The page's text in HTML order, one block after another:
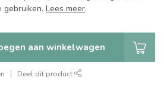
gebruiken. Lees meer.
aan winkelwagen
Deel dit product